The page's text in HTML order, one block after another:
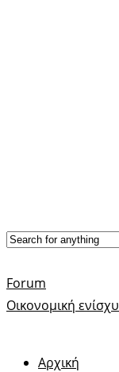
Forum
Οικονομική
Αρχική